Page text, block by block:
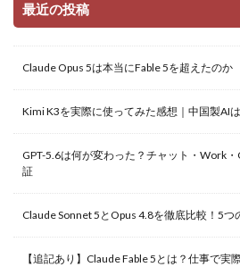
最近の投稿
Claude Opus 5は本当にFable 5を超えたのか
Kimi K3を実際に使ってみた感想｜中国製AI
GPT-5.6は何が変わった？チャット・Work
証
Claude Sonnet 5とOpus 4.8を徹底比較！5
【追記あり】Claude Fable 5とは？仕事で実